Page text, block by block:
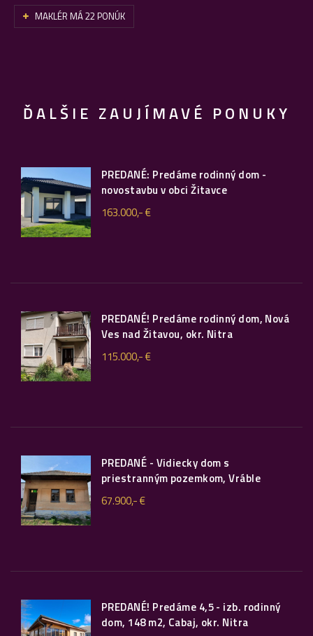
MAKLÉR MÁ 22 PONÚK
ĎALŠIE ZAUJÍMAVÉ PONUKY
PREDANÉ: Predáme rodinný dom -
novostavbu v obci Žitavce
163.000,- €
PREDANÉ! Predáme rodinný dom, Nová
Ves nad Žitavou, okr. Nitra
115.000,- €
PREDANÉ - Vidiecky dom s
priestranným pozemkom, Vráble
67.900,- €
PREDANÉ! Predáme 4,5 - izb. rodinný
dom, 148 m2, Cabaj, okr. Nitra